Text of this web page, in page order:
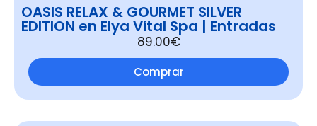
OASIS RELAX & GOURMET SILVER
EDITION en Elya Vital Spa | Entradas
89.00€
Comprar